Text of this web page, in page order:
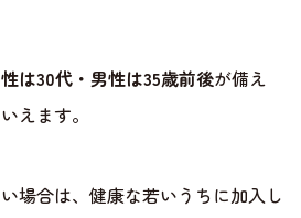
は30代・男性は35歳前後が備え
えます。
場合は、健康な若いうちに加入し